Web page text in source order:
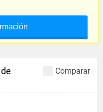
Comparar